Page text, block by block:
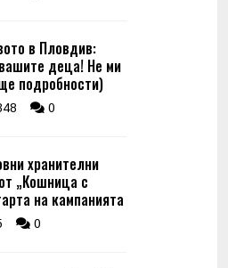
в Пловдив:
деца! Не ми
подробности)
0
хранителни
„Кошница с
на кампанията
0